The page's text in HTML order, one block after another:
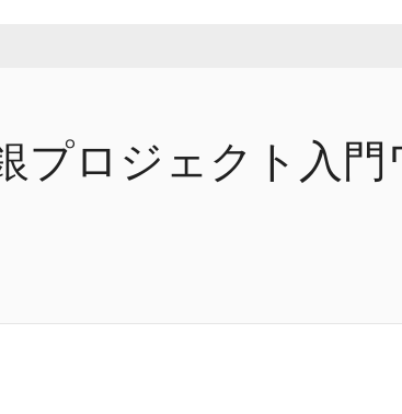
プロジェクト入門